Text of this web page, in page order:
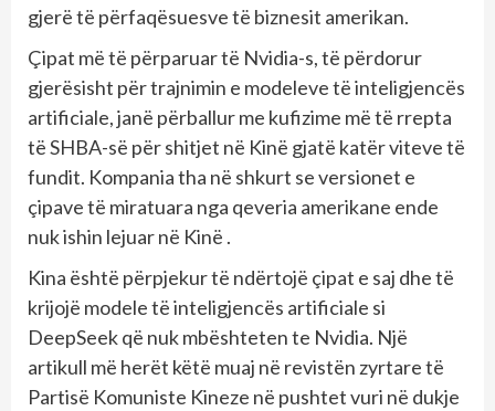
gjerë të përfaqësuesve të biznesit amerikan.
Çipat më të përparuar të Nvidia-s, të përdorur
gjerësisht për trajnimin e modeleve të inteligjencës
artificiale, janë përballur me kufizime më të rrepta
të SHBA-së për shitjet në Kinë gjatë katër viteve të
fundit. Kompania tha në shkurt se versionet e
çipave të miratuara nga qeveria amerikane ende
nuk ishin lejuar në Kinë .
Kina është përpjekur të ndërtojë çipat e saj dhe të
krijojë modele të inteligjencës artificiale si
DeepSeek që nuk mbështeten te Nvidia. Një
artikull më herët këtë muaj në revistën zyrtare të
Partisë Komuniste Kineze në pushtet vuri në dukje